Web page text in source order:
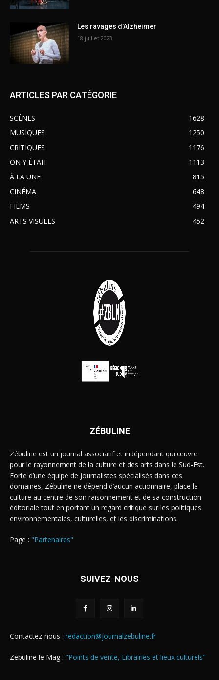
Les ravages d’Alzheimer
18 juillet 2023
ARTICLES PAR CATÉGORIE
SCÈNES
1628
MUSIQUES
1250
CRITIQUES
1176
ON Y ÉTAIT
1113
À LA UNE
815
CINÉMA
648
FILMS
494
ARTS VISUELS
452
ZÉBULINE
Zébuline est un journal associatif et indépendant qui œuvre
pour le rayonnement de la culture et des arts dans le Sud-Est.
Forte d’une équipe de journalistes spécialisés dans ces
domaines, Zébuline ne dépend d’aucun actionnaire, place la
culture au centre de son raisonnement et de sa construction
éditoriale tout en portant un regard critique sur les politiques
environnementales, culturelles, et les discriminations.
Page : "Partenaires"
SUIVEZ-NOUS
Contactez-nous : redaction@journalzebuline.fr
Zébuline le Mag : "Points de vente, Librairies et lieux culturels"